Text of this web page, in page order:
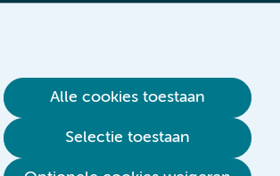
Alle cookies toestaan
Selectie toestaan